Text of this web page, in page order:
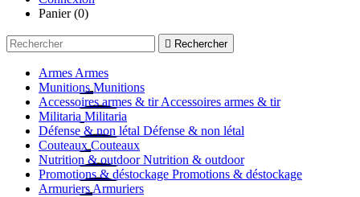
Panier (0)
 Rechercher
Armes Armes
Munitions Munitions
Accessoires armes & tir Accessoires armes & tir
Militaria Militaria
Défense & non létal Défense & non létal
Couteaux Couteaux
Nutrition & outdoor Nutrition & outdoor
Promotions & déstockage Promotions & déstockage
Armuriers Armuriers